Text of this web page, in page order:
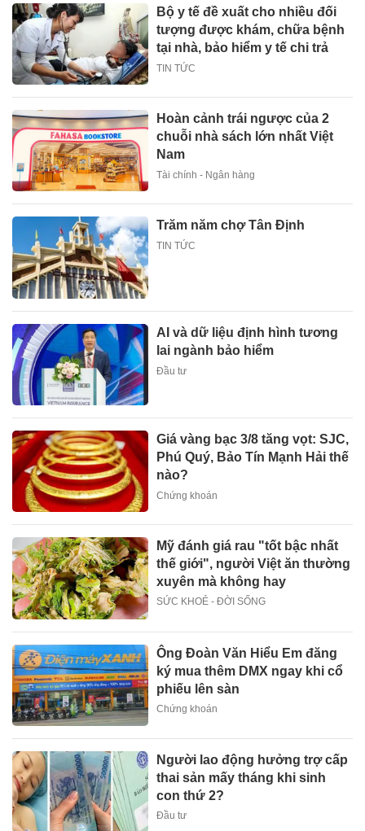
Bộ y tế đề xuất cho nhiều đối
tượng được khám, chữa bệnh
tại nhà, bảo hiểm y tế chi trả
TIN TỨC
Hoàn cảnh trái ngược của 2
chuỗi nhà sách lớn nhất Việt
Nam
Tài chính - Ngân hàng
Trăm năm chợ Tân Định
TIN TỨC
AI và dữ liệu định hình tương
lai ngành bảo hiểm
Đầu tư
Giá vàng bạc 3/8 tăng vọt: SJC,
Phú Quý, Bảo Tín Mạnh Hải thế
nào?
Chứng khoán
Mỹ đánh giá rau "tốt bậc nhất
thế giới", người Việt ăn thường
xuyên mà không hay
SỨC KHOẺ - ĐỜI SỐNG
Ông Đoàn Văn Hiểu Em đăng
ký mua thêm DMX ngay khi cổ
phiếu lên sàn
Chứng khoán
Người lao động hưởng trợ cấp
thai sản mấy tháng khi sinh
con thứ 2?
Đầu tư